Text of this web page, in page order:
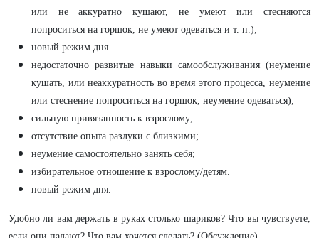
или не аккуратно кушают, не умеют или стесняются
попроситься на горшок, не умеют одеваться и т. п.);
новый режим дня.
недостаточно развитые навыки самообслуживания (неумение
кушать, или неаккуратность во время этого процесса, неумение
или стеснение попроситься на горшок, неумение одеваться);
сильную привязанность к взрослому;
отсутствие опыта разлуки с близкими;
неумение самостоятельно занять себя;
избирательное отношение к взрослому/детям.
новый режим дня.
Удобно ли вам держать в руках столько шариков? Что вы чувствуете,